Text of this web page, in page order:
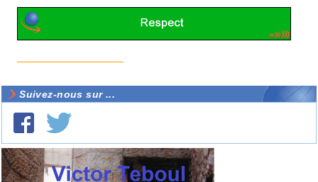
Suivez-nous sur ...